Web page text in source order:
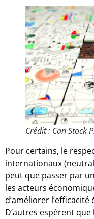
Crédit : Can Stock
Pour certains, le
internationaux
peut que passer par
les acteurs
d’améliorer
D’autres espèrent que